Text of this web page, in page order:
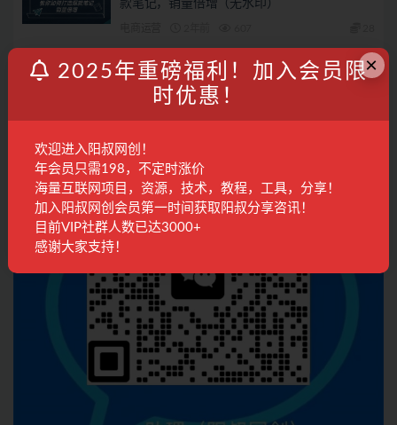
款笔记，销量倍增（无水印）
联系客服 ×
2025年重磅福利！加入会员限
时优惠！
欢迎进入阳叔网创！
年会员只需198，不定时涨价
海量互联网项目，资源，技术，教程，工具，分享！
加入阳叔网创会员第一时间获取阳叔分享咨讯！
目前VIP社群人数已达3000+
感谢大家支持！